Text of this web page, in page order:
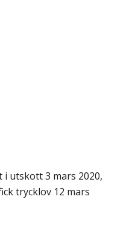
i utskott 3 mars 2020,
trycklov 12 mars